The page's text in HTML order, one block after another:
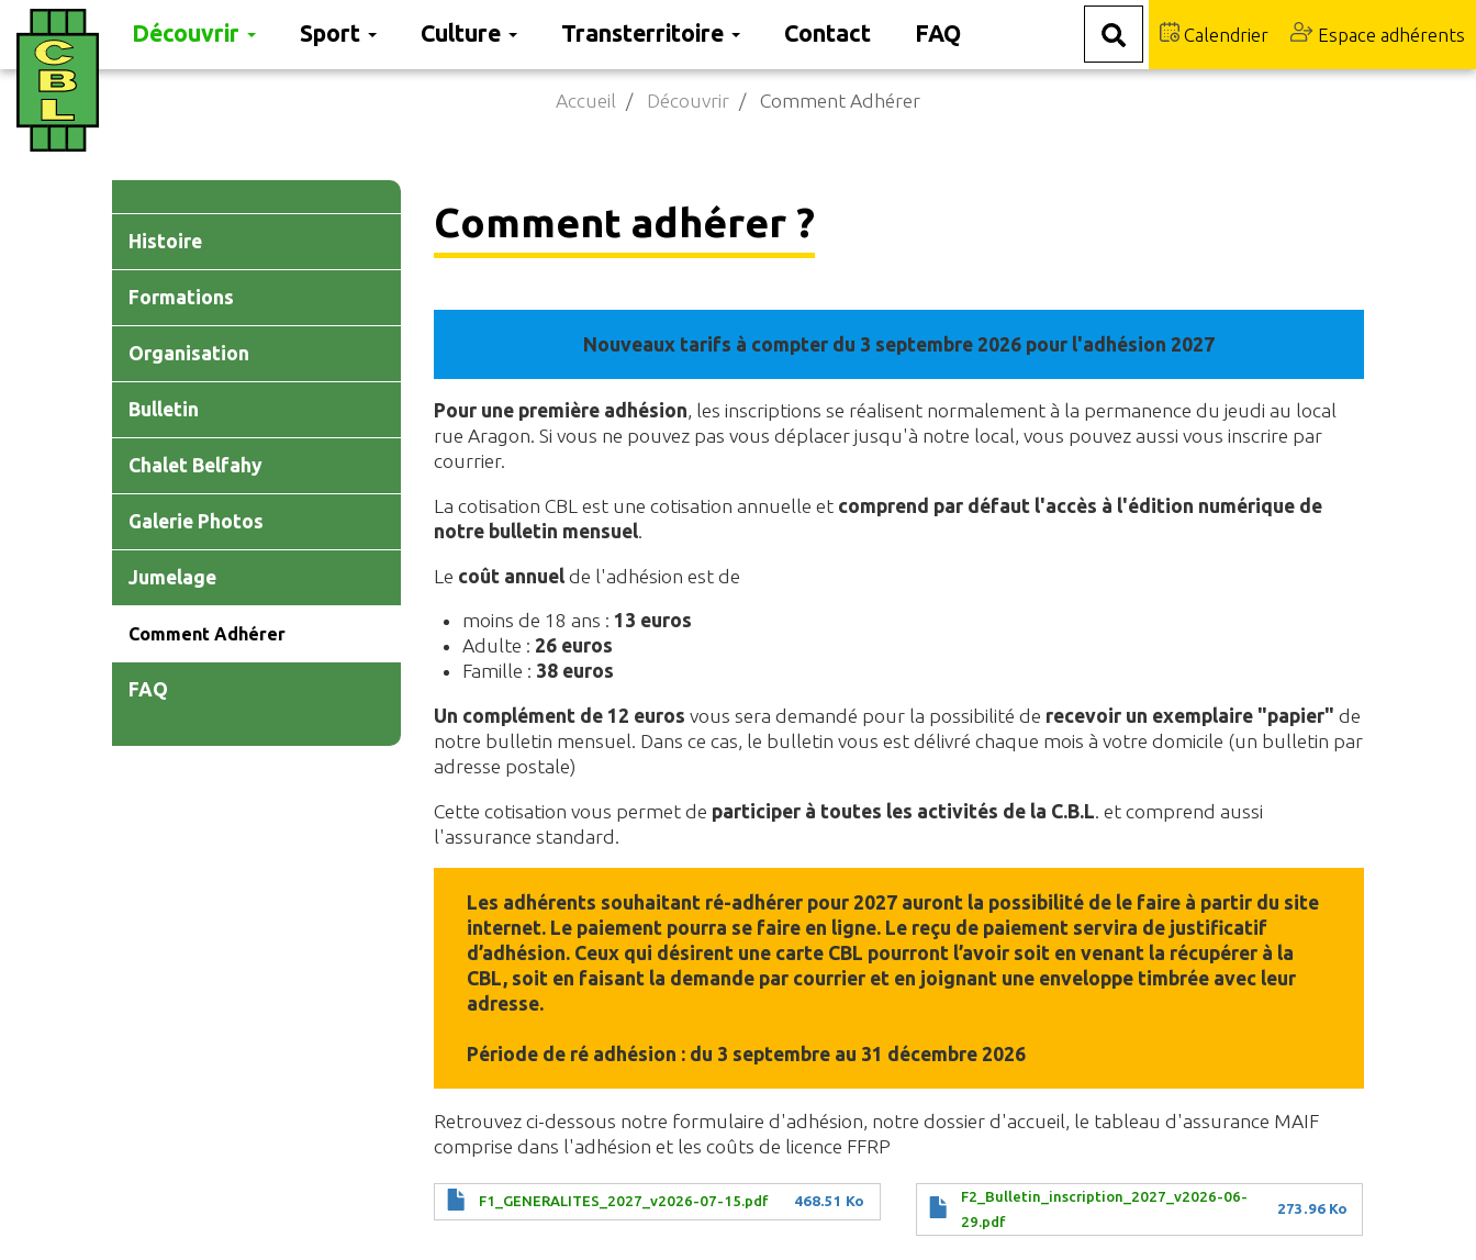
contenu
Découvrir Sport Culture Transterritoire Contact FAQ Calendrier Espace adhérents
Accueil Découvrir Comment Adhérer
Main
navigation
Histoire
Formations
Organisation
Bulletin
Chalet Belfahy
Galerie Photos
Jumelage
Comment Adhérer
FAQ
Comment adhérer ?
Nouveaux tarifs à compter du 3 septembre 2026 pour l'adhésion 2027
Pour une première adhésion, les inscriptions se réalisent normalement à la permanence du jeudi au local
rue Aragon. Si vous ne pouvez pas vous déplacer jusqu'à notre local, vous pouvez aussi vous inscrire par
courrier.
La cotisation CBL est une cotisation annuelle et comprend par défaut l'accès à l'édition numérique de
notre bulletin mensuel.
Le coût annuel de l'adhésion est de
moins de 18 ans : 13 euros
Adulte : 26 euros
Famille : 38 euros
Un complément de 12 euros vous sera demandé pour la possibilité de recevoir un exemplaire "papier" de
notre bulletin mensuel. Dans ce cas, le bulletin vous est délivré chaque mois à votre domicile (un bulletin par
adresse postale)
Cette cotisation vous permet de participer à toutes les activités de la C.B.L . et comprend aussi
l'assurance standard.
Les adhérents souhaitant ré-adhérer pour 2027 auront la possibilité de le faire à partir du site
internet. Le paiement pourra se faire en ligne. Le reçu de paiement servira de justificatif
d’adhésion. Ceux qui désirent une carte CBL pourront l’avoir soit en venant la récupérer à la
CBL, soit en faisant la demande par courrier et en joignant une enveloppe timbrée avec leur
adresse.
Période de ré adhésion : du 3 septembre au 31 décembre 2026
Retrouvez ci-dessous notre formulaire d'adhésion, notre dossier d'accueil, le tableau d'assurance MAIF
comprise dans l'adhésion et les coûts de licence FFRP
F1_GENERALITES_2027_v2026-07-15.pdf 468.51 Ko
F2_Bulletin_inscription_2027_v2026-06-
29.pdf
273.96 Ko